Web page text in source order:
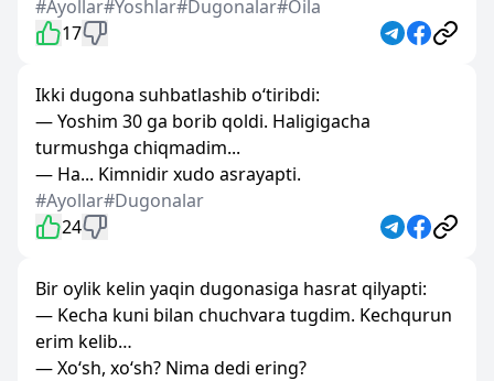
#Ayollar#Yoshlar#Dugonalar#Oila
17
Ikki dugona suhbatlashib o‘tiribdi:
— Yoshim 30 ga borib qoldi. Haligigacha
turmushga chiqmadim...
— Ha... Kimnidir xudo asrayapti.
#Ayollar#Dugonalar
24
Bir oylik kelin yaqin dugonasiga hasrat qilyapti:
— Kecha kuni bilan chuchvara tugdim. Kechqurun
erim kelib…
— Xo‘sh, xo‘sh? Nima dedi ering?